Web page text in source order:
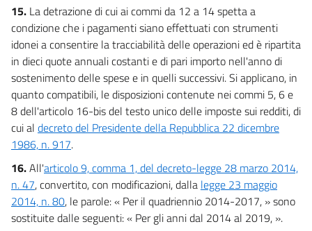
15. La detrazione di cui ai commi da 12 a 14 spetta a
condizione che i pagamenti siano effettuati con strumenti
idonei a consentire la tracciabilità delle operazioni ed è ripartita
in dieci quote annuali costanti e di pari importo nell'anno di
sostenimento delle spese e in quelli successivi. Si applicano, in
quanto compatibili, le disposizioni contenute nei commi 5, 6 e
8 dell'articolo 16-bis del testo unico delle imposte sui redditi, di
cui al decreto del Presidente della Repubblica 22 dicembre
1986, n. 917.
16.All'articolo 9, comma 1, del decreto-legge 28 marzo 2014,
n. 47, convertito, con modificazioni, dalla legge 23 maggio
2014, n. 80, le parole: « Per il quadriennio 2014-2017, » sono
sostituite dalle seguenti: « Per gli anni dal 2014 al 2019, ».